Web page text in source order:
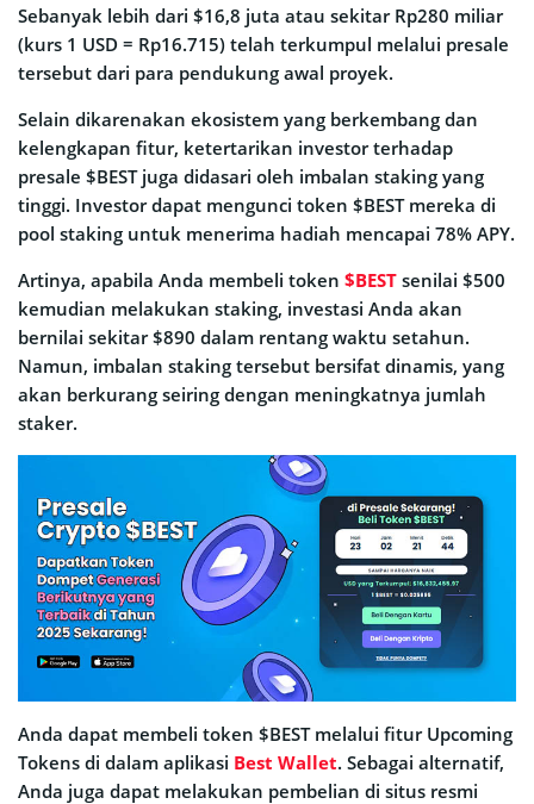
Sebanyak lebih dari $16,8 juta atau sekitar Rp280 miliar
(kurs 1 USD = Rp16.715) telah terkumpul melalui presale
tersebut dari para pendukung awal proyek.
Selain dikarenakan ekosistem yang berkembang dan
kelengkapan fitur, ketertarikan investor terhadap
presale $BEST juga didasari oleh imbalan staking yang
tinggi. Investor dapat mengunci token $BEST mereka di
pool staking untuk menerima hadiah mencapai 78% APY.
Artinya, apabila Anda membeli token $BEST senilai $500
kemudian melakukan staking, investasi Anda akan
bernilai sekitar $890 dalam rentang waktu setahun.
Namun, imbalan staking tersebut bersifat dinamis, yang
akan berkurang seiring dengan meningkatnya jumlah
staker.
Anda dapat membeli token $BEST melalui fitur Upcoming
Tokens di dalam aplikasi Best Wallet. Sebagai alternatif,
Anda juga dapat melakukan pembelian di situs resmi